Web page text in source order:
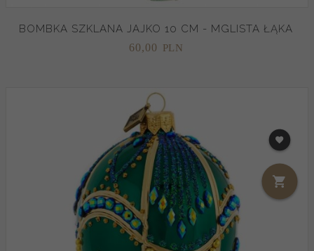
BOMBKA SZKLANA JAJKO 10 CM - MGLISTA ŁĄKA
60,00 PLN